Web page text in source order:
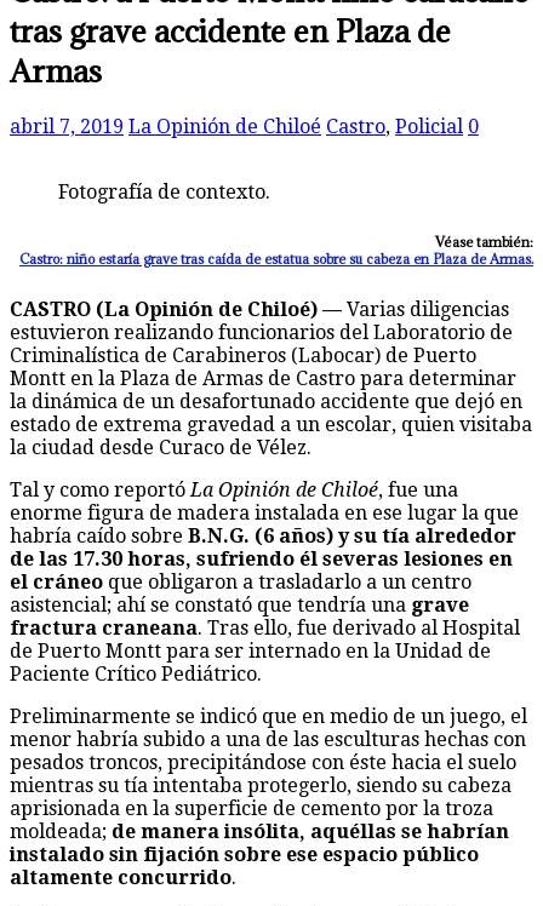
tras grave accidente en Plaza de
Armas
abril 7, 2019 La Opinión de Chiloé Castro, Policial 0
Fotografía de contexto.
Véase también:
Castro: niño estaría grave tras caída de estatua sobre su cabeza en Plaza de Armas.
CASTRO (La Opinión de Chiloé) — Varias diligencias
estuvieron realizando funcionarios del Laboratorio de
Criminalística de Carabineros (Labocar) de Puerto
Montt en la Plaza de Armas de Castro para determinar
la dinámica de un desafortunado accidente que dejó en
estado de extrema gravedad a un escolar, quien visitaba
la ciudad desde Curaco de Vélez.
Tal y como reportó La Opinión de Chiloé, fue una
enorme figura de madera instalada en ese lugar la que
habría caído sobre B.N.G. (6 años) y su tía alrededor
de las 17.30 horas, sufriendo él severas lesiones en
el cráneo que obligaron a trasladarlo a un centro
asistencial; ahí se constató que tendría una grave
fractura craneana. Tras ello, fue derivado al Hospital
de Puerto Montt para ser internado en la Unidad de
Paciente Crítico Pediátrico.
Preliminarmente se indicó que en medio de un juego, el
menor habría subido a una de las esculturas hechas con
pesados troncos, precipitándose con éste hacia el suelo
mientras su tía intentaba protegerlo, siendo su cabeza
aprisionada en la superficie de cemento por la troza
moldeada; de manera insólita, aquéllas se habrían
instalado sin fijación sobre ese espacio público
altamente concurrido.